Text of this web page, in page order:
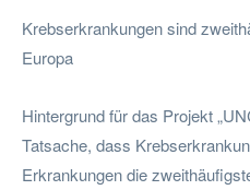
Krebserkrankungen sind
Europa
Hintergrund für das Projekt
Tatsache, dass
Erkrankungen die